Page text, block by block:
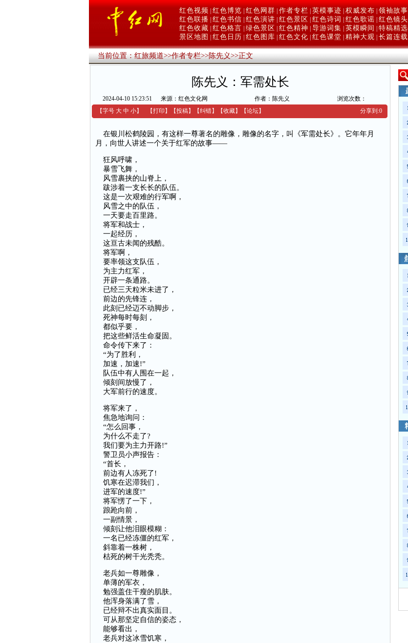
红色视频 红色博览 红色网群 作者专栏 英模事迹 权威发布 领袖故事
红色联播 红色书信 红色演讲 红色景区 红色诗词 红色歌谣 红色镜头
红色收藏 红色格言 绿色景区 红色精神 导游词集 英模瞬间 特稿精选
景区地图
红色日历 红色图库 红色文化 红色课堂 精神大观 长篇连载
当前位置：红旅频道>>作者专栏>>陈先义>>正文
陈先义：军需处长
2024-04-10 15:23:51 来源：红色文化网 作者：陈先义
浏览次数：
【字号 大 中 小】 【打印 】 【投稿】 【纠错】 【收藏】 【论坛】 分享到:0
在银川松鹤陵园，有这样一尊著名的雕像，雕像的名字，叫《军需处长》。它年年月
月，向世人讲述一个关于红军的故事——
狂风呼啸，
暴雪飞舞，
风雪裹挟的山脊上，
跋涉着一支长长的队伍。
这是一次艰难的行军啊，
风雪之中的队伍，
一天要走百里路。
将军和战士，
一起经历，
这亘古未闻的残酷。
将军啊，
要率领这支队伍，
为主力红军，
开辟一条通路。
已经三天粒米未进了，
前边的先锋连，
此刻已经迈不动脚步，
死神每时每刻，
都似乎要，
把这些鲜活生命凝固。
命令传下来了：
“为了胜利，
加速，加速!”
队伍中有人围在一起，
倾刻间放慢了，
大军前行的速度。
将军来了，
焦急地询问：
“怎么回事，
为什么不走了?
我们要为主力开路!”
警卫员小声报告：
“首长，
前边有人冻死了!
饥寒在迟滞我们，
进军的速度!”
将军愣了一下，
踉跄向前，
一副情景，
倾刻让他泪眼模糊：
一名已经冻僵的红军，
斜靠着一株树，
枯死的树干光秃秃。
老兵如一尊雕像，
单薄的军衣，
勉强盖住干瘦的肌肤。
他浑身落满了雪，
已经辩不出真实面目。
可从那坚定自信的姿态，
能够看出，
老兵对这冰雪饥寒，